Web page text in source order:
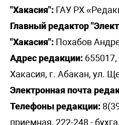
"Хакасия": ГАУ РХ
Главный редактор
"Хакасия": Похабов
Адрес редакции:
Хакасия, г. Абакан, ул.
Электронная почта
Телефоны редакции:
приемная, 222-248 -